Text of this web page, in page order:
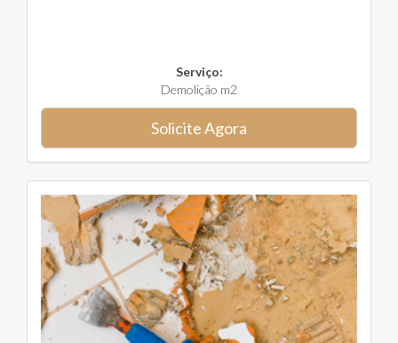
Serviço:
Demolição m2
Solicite Agora